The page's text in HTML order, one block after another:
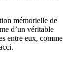
mémorielle de
d’un véritable
entre eux, comme